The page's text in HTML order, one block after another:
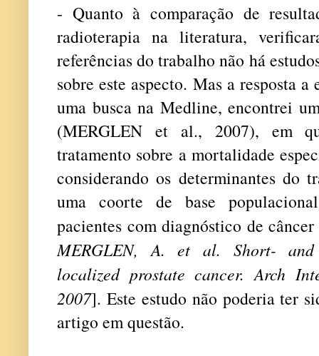
- Quanto à comparação de
radioterapia na literatura,
referências do trabalho não há
sobre este aspecto. Mas a resposta
uma busca na Medline, encontrei
(MERGLEN et al., 2007), em
tratamento sobre a mortalidade
considerando os determinantes do
uma coorte de base
pacientes com diagnóstico de
MERGLEN, A. et al. Short-
localized prostate cancer. Arch
2007]. Este estudo não poderia ter
artigo em questão.